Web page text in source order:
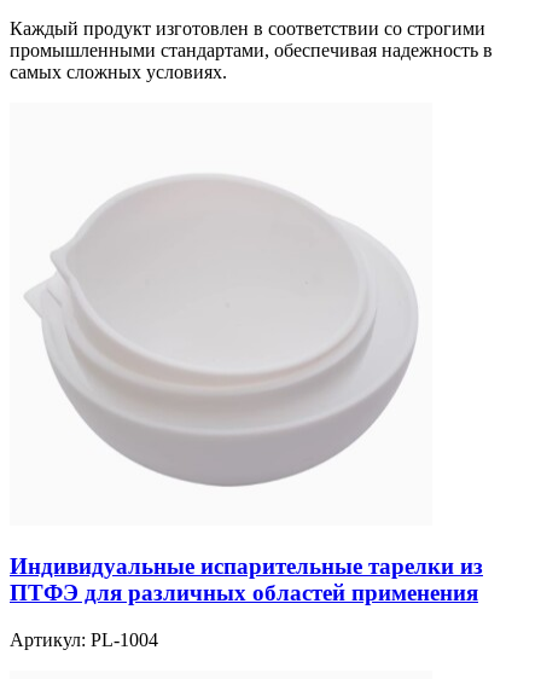
Каждый продукт изготовлен в соответствии со строгими
промышленными стандартами, обеспечивая надежность в
самых сложных условиях.
Индивидуальные испарительные тарелки из
ПТФЭ для различных областей применения
Артикул: PL-1004